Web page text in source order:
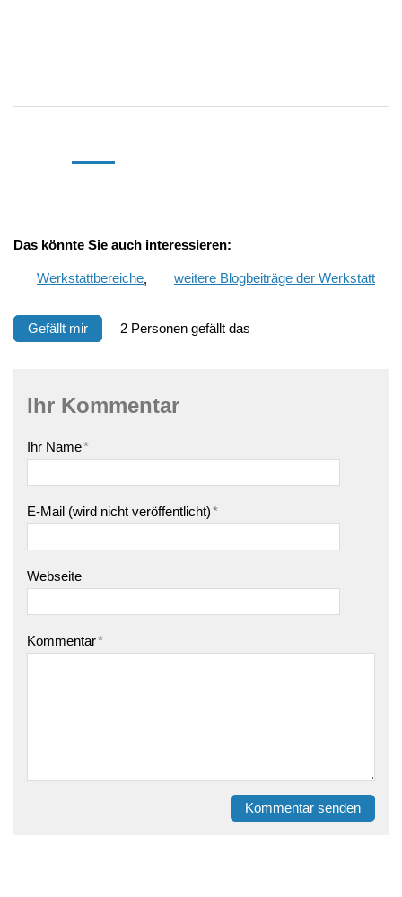
Das könnte Sie auch interessieren:
Werkstattbereiche weitere Blogbeiträge der Werkstatt
Gefällt mir 2 Personen gefällt das
Ihr Kommentar
Ihr Name*
E-Mail (wird nicht veröffentlicht)*
Webseite
Kommentar*
Kommentar senden